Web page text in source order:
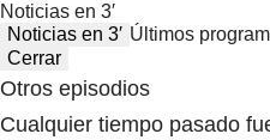
Noticias en 3′
Noticias en 3′ Últimos
Cerrar
Otros episodios
Cualquier tiempo pasado